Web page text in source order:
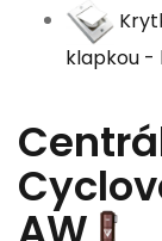
klapkou -